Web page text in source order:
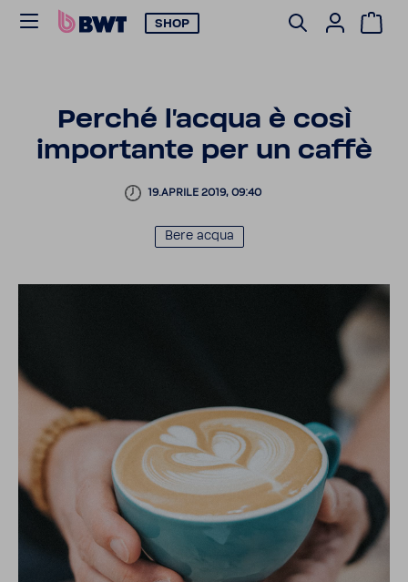
SHOP
Perché l'acqua è così
impor­tante per un caffè
19.APRILE 2019, 09:40
Bere acqua